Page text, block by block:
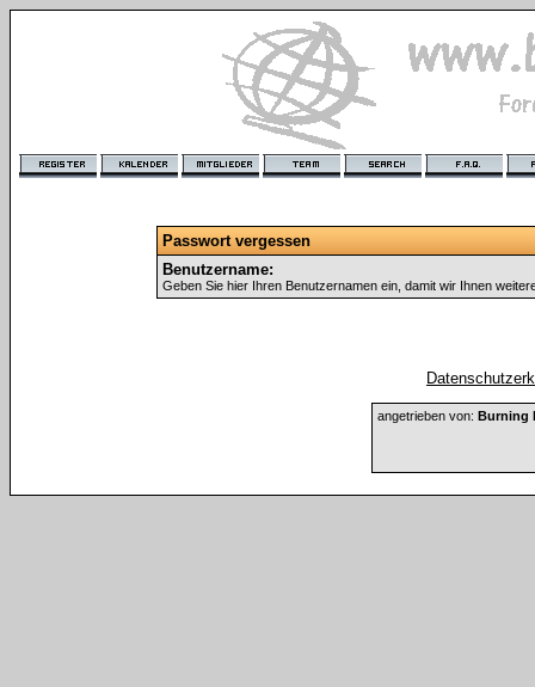
Passwort vergessen
Benutzername:
Geben Sie hier Ihren Benutzernamen ein, damit wir Ihnen
angetrieben von: Burning